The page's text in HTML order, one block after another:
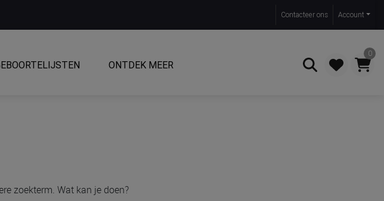
Contacteer ons Account
ONTDEK MEER
0
zoekterm. Wat kan je doen?